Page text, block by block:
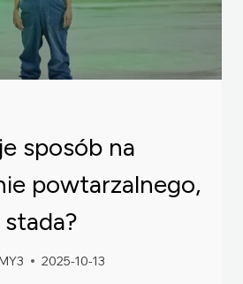
sposób na
powtarzalnego,
2025-10-13